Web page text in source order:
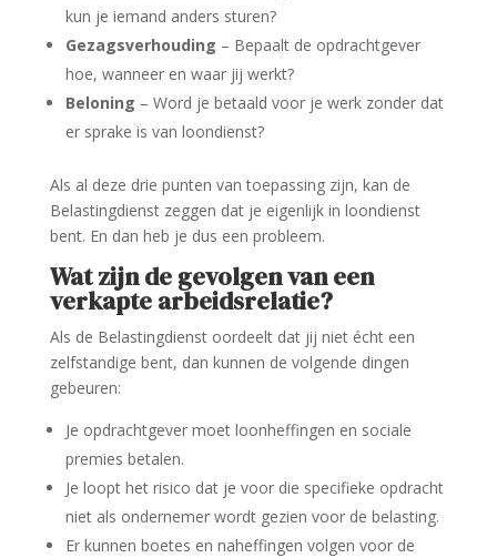
kun je iemand anders sturen?
Gezagsverhouding – Bepaalt de opdrachtgever
hoe, wanneer en waar jij werkt?
Beloning – Word je betaald voor je werk zonder dat
er sprake is van loondienst?
Als al deze drie punten van toepassing zijn, kan de
Belastingdienst zeggen dat je eigenlijk in loondienst
bent. En dan heb je dus een probleem.
Wat zijn de gevolgen van een
verkapte arbeidsrelatie?
Als de Belastingdienst oordeelt dat jij niet écht een
zelfstandige bent, dan kunnen de volgende dingen
gebeuren:
Je opdrachtgever moet loonheffingen en sociale
premies betalen.
Je loopt het risico dat je voor die specifieke opdracht
niet als ondernemer wordt gezien voor de belasting.
Er kunnen boetes en naheffingen volgen voor de